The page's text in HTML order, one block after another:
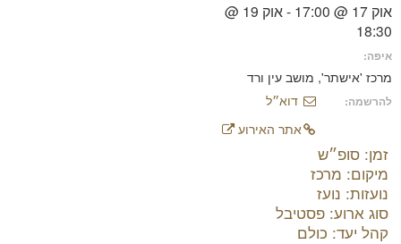
אוק 17 @ 17:00 - אוק 19 @
18:30
איפה:
מרכז 'אישתר', מושב עין ורד
להרשמה:
דוא״ל
אתר האירוע
זמן: סופ״ש
מיקום: מרכז
נועזות: נועז
סוג ארוע: פסטיבל
קהל יעד: כולם